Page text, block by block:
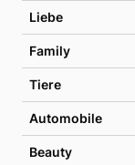
Liebe
Family
Tiere
Automobile
Beauty